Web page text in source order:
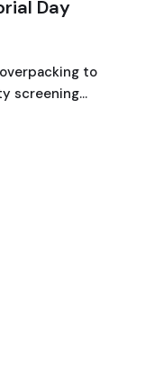
Day
to
screening…